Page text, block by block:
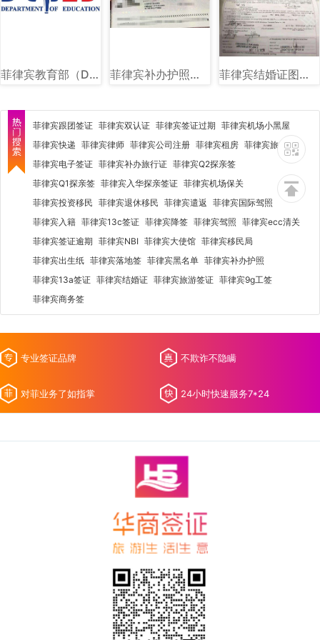
菲律宾教育部（DEPED）图文讲解 菲律宾补办护照旅行证回国证明图片样式 菲律宾结婚证图片样式
菲律宾跟团签证 菲律宾双认证 菲律宾签证过期 菲律宾机场小黑屋
菲律宾快递 菲律宾律师 菲律宾公司注册 菲律宾租房 菲律宾旅行社
菲律宾电子签证 菲律宾补办旅行证 菲律宾Q2探亲签
菲律宾Q1探亲签 菲律宾入华探亲签证 菲律宾机场保关
菲律宾投资移民 菲律宾退休移民 菲律宾遣返 菲律宾国际驾照
菲律宾入籍 菲律宾13c签证 菲律宾降签 菲律宾驾照 菲律宾ecc清关
菲律宾签证逾期 菲律宾NBI 菲律宾大使馆 菲律宾移民局
菲律宾出生纸 菲律宾落地签 菲律宾黑名单 菲律宾补办护照
菲律宾13a签证 菲律宾结婚证 菲律宾旅游签证 菲律宾9g工签
菲律宾商务签
专业签证品牌 不欺诈不隐瞒
对菲业务了如指掌 24小时快速服务7*24